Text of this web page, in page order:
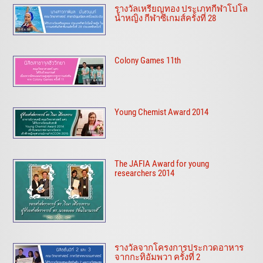
รางวัลเหรียญทอง ประเภทกีฬาโปโล
น้ำหญิง กีฬาซีเกมส์ครั้งที่ 28
Colony Games 11th
Young Chemist Award 2014
The JAFIA Award for young
researchers 2014
รางวัลจากโครงการประกวดอาหาร
จากกะทิอัมพวา ครั้งที่ 2